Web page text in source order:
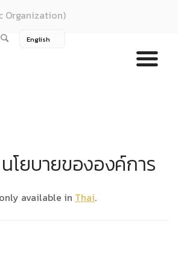
Organization)
โยบายขององค์การ
available in Thai.